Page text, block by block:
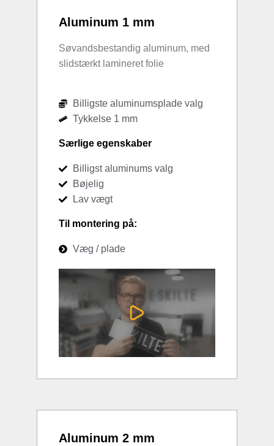
Aluminum 1 mm
Søvandsbestandig aluminum, med
slidstærkt lamineret folie
Billigste aluminumsplade valg
Tykkelse 1 mm
Særlige egenskaber
Billigst aluminums valg
Bøjelig
Lav vægt
Til montering på:
Væg / plade
Aluminum 2 mm